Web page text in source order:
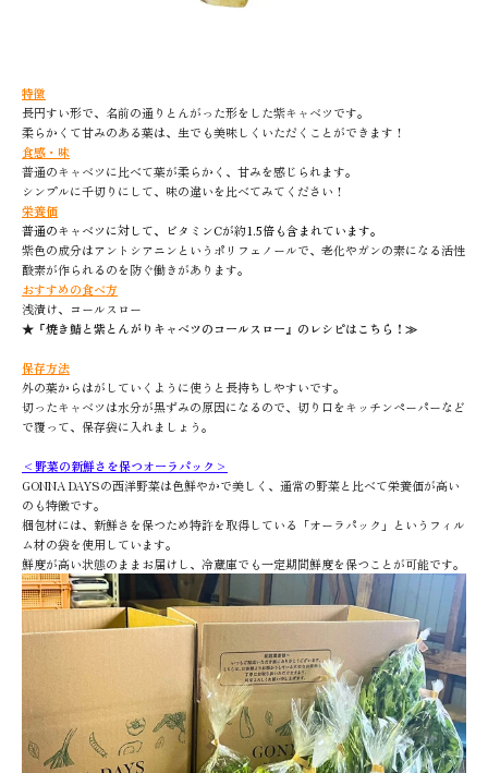
特徴
長円すい形で、名前の通りとんがった形をした紫キャベツです。
柔らかくて甘みのある葉は、生でも美味しくいただくことができます！
食感・味
普通のキャベツに比べて葉が柔らかく、甘みを感じられます。
シンプルに千切りにして、味の違いを比べてみてください！
栄養価
普通のキャベツに対して、ビタミンCが約1.5倍も含まれています。
紫色の成分はアントシアニンというポリフェノールで、老化やガンの素になる活性
酸素が作られるのを防ぐ働きがあります。
おすすめの食べ方
浅漬け、コールスロー
★ 『焼き鯖と紫とんがりキャベツのコールスロー』のレシピはこちら！≫
保存方法
外の葉からはがしていくように使うと長持ちしやすいです。
切ったキャベツは水分が黒ずみの原因になるので、切り口をキッチンペーパーなど
で覆って、保存袋に入れましょう。
<野菜の新鮮さを保つオーラパック>
GONNA DAYSの西洋野菜は色鮮やかで美しく、通常の野菜と比べて栄養価が高い
のも特徴です。
梱包材には、新鮮さを保つため特許を取得している「オーラパック」というフィル
ム材の袋を使用しています。
鮮度が高い状態のままお届けし、冷蔵庫でも一定期間鮮度を保つことが可能です。